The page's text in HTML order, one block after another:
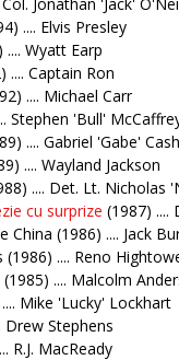
.... Elvis Presley
Wyatt Earp
.... Captain Ron
.... Michael Carr
Stephen 'Bull'
.... Gabriel 'Gabe' Cash
.... Wayland Jackson
.... Det. Lt. Nicholas
cu surprize (1987)
China (1986) .... Jack
.... Reno
.... Malcolm
Mike 'Lucky' Lockhart
Drew Stephens
R.J. MacReady